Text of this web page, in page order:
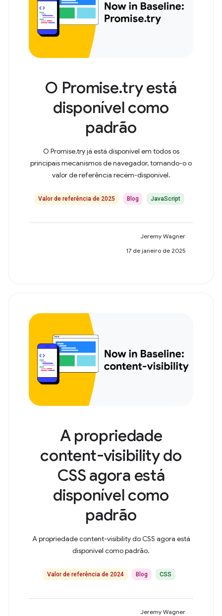
O Promise.try está
disponível como
padrão
O Promise.try já está disponível em todos os
principais mecanismos de navegador, tornando-o o
valor de referência recém-disponível.
Valor de referência de 2025 Blog JavaScript
Jeremy Wagner
17 de janeiro de 2025
A propriedade
content-visibility do
CSS agora está
disponível como
padrão
A propriedade content-visibility do CSS agora está
disponível como padrão.
Valor de referência de 2024 Blog CSS
Jeremy Wagner